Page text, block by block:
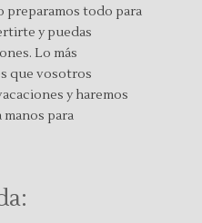
preparamos todo para
y puedas
Lo más
que vosotros
y haremos
para